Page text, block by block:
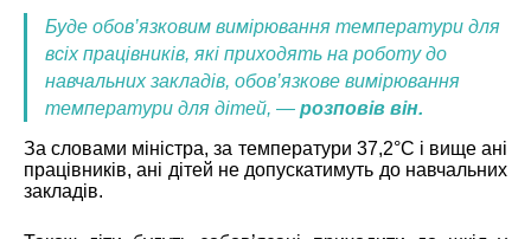
Буде обов’язковим вимірювання температури для
всіх працівників, які приходять на роботу до
навчальних закладів, обов’язкове вимірювання
температури для дітей, — розповів він.
За словами міністра, за температури 37,2°C і вище ані
працівників, ані дітей не допускатимуть до навчальних
закладів.